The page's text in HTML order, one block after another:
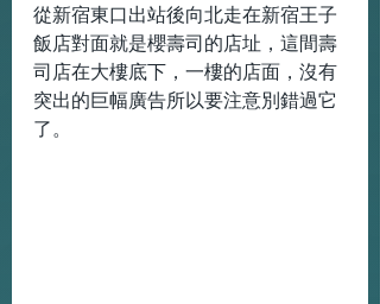
從新宿東口出站後向北走在新宿王子
飯店對面就是櫻壽司的店址，這間壽
司店在大樓底下，一樓的店面，沒有
突出的巨幅廣告所以要注意別錯過它
了。